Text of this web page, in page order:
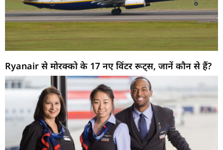
Ryanair से मोरक्को के 17 नए विंटर रूट्स, जानें कौन से हैं?